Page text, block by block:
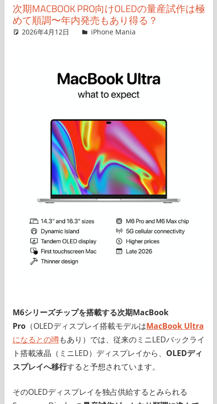
次期MACBOOK PRO向けOLEDの量産試作は極
めて順調〜年内発売もあり得る？
2026年4月12日 FT729
iPhone Mania
M6シリーズチップを搭載する次期MacBook
Pro（OLEDディスプレイ搭載モデルはMacBook Ultra
になるとの噂もあり）では、従来のミニLEDバックライ
ト搭載液晶（ミニLED）ディスプレイから、 OLEDディ
スプレイへ移行すると予想されています。
そのOLEDディスプレイを独占供給するとみられる